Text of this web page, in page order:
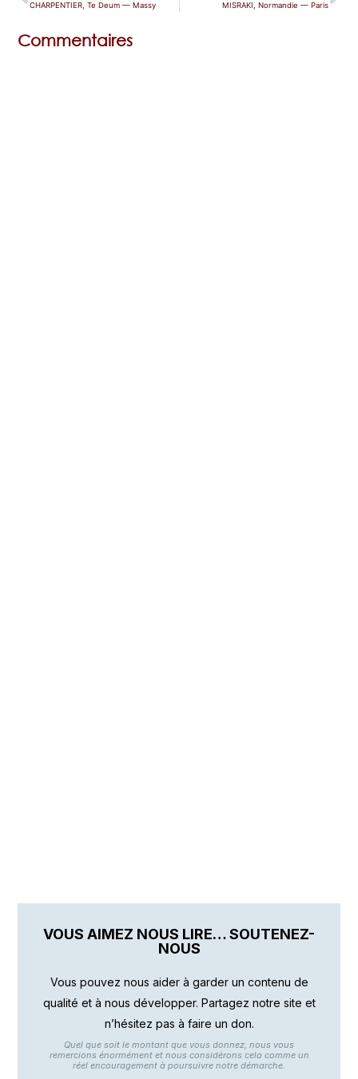
CHARPENTIER, Te Deum — Massy MISRAKI, Normandie — Paris
Commentaires
VOUS AIMEZ NOUS LIRE… SOUTENEZ-
NOUS
Vous pouvez nous aider à garder un contenu de
qualité et à nous développer. Partagez notre site et
n’hésitez pas à faire un don.
Quel que soit le montant que vous donnez, nous vous
remercions énormément et nous considérons cela comme un
réel encouragement à poursuivre notre démarche.